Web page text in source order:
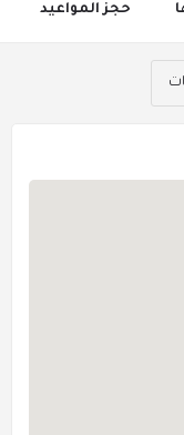
حجز المواعيد